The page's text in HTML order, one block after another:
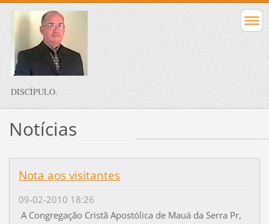
DISCÍPULO.
Notícias
Nota aos visitantes
09-02-2010 18:26
A Congregação Cristã Apostólica de Mauá da Serra Pr,